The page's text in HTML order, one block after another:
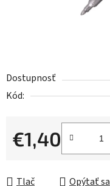
Dostupnosť
Kód:
€1,40
Jednotková cena:
Tlač Opýtať sa